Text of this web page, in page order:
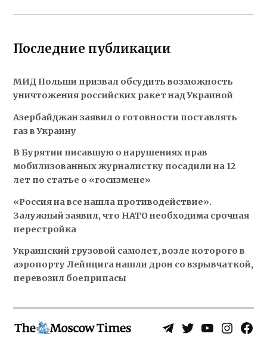
Последние публикации
МИД Польши призвал обсудить возможность
уничтожения российских ракет над Украиной
Азербайджан заявил о готовности поставлять
газ в Украину
В Бурятии писавшую о нарушениях прав
мобилизованных журналистку посадили на 12
лет по статье о «госизмене»
«Россия на все нашла противодействие».
Залужный заявил, что НАТО необходима срочная
перестройка
Украинский грузовой самолет, возле которого в
аэропорту Лейпцига нашли дрон со взрывчаткой,
перевозил боеприпасы
Telegram
TwitterYouTubeInstagram